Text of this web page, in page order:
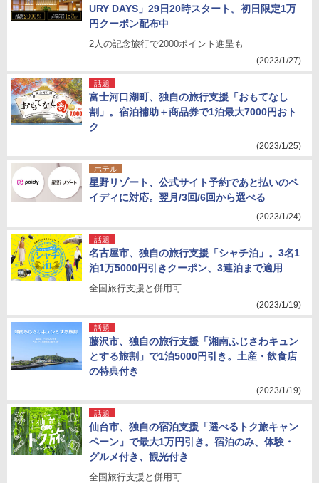
URY DAYS」29日20時スタート。初日限定1万
円クーポン配布中
2人の記念旅行で2000ポイント進呈も
(2023/1/27)
話題
富士河口湖町、独自の旅行支援「おもてなし
割」。宿泊補助＋商品券で1泊最大7000円おト
ク
(2023/1/25)
ホテル
星野リゾート、公式サイト予約であと払いのペ
イディに対応。翌月/3回/6回から選べる
(2023/1/24)
話題
名古屋市、独自の旅行支援「シャチ泊」。3名1
泊1万5000円引きクーポン、3連泊まで適用
全国旅行支援と併用可
(2023/1/19)
話題
藤沢市、独自の旅行支援「湘南ふじさわキュン
とする旅割」で1泊5000円引き。土産・飲食店
の特典付き
(2023/1/19)
話題
仙台市、独自の宿泊支援「選べるトク旅キャン
ペーン」で最大1万円引き。宿泊のみ、体験・
グルメ付き、観光付き
全国旅行支援と併用可